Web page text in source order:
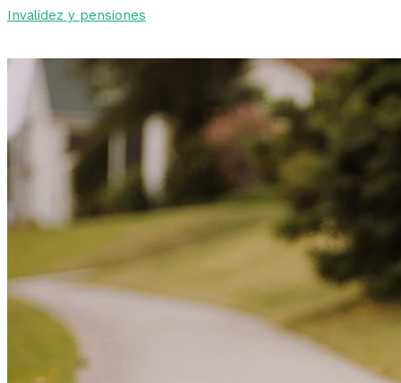
Invalidez y pensiones